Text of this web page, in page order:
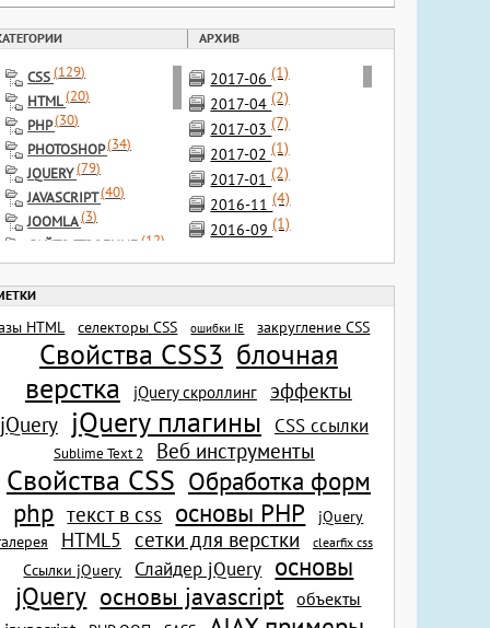
{
АРХИВ
CSS(129)
HTML(20)
PHP(30)
PHOTOSHOP(34)
JQUERY(79)
JAVASCRIPT(40)
JOOMLA(3)
САЙТОСТРОЕНИЕ (12)
ИНСТРУМЕНТЫ(24)
РАЗНОЕ (4)
ФОТОСТОКИ (1)
ШРИФТЫ(2)
ИКОНКИ(7)
КИСТИ(2)
ILLUSTRATOR CS5
SEO( )
2017-06(1)
2017-04(2)
2017-03(7)
2017-02(1)
2017-01(2)
2016-11(4)
2016-09(1)
2016-06
2016-04(2)
2016-03(2)
(3)
2015-12(1)
2015-11
(6)
2015-09(2)
2015-08(1)
2015-06(1)
2015-05(1)
2015-04 (3)
2015-03 (3)
2015-02(2)
HTML селекторы CSS ошибки IE закругление CSS
Свойства CSS3 блочная
верстка
jQuery скроллинг
эффекты
jQuery jQuery плагины CSS ссылки
Sublime Text 2 Веб инструменты
Свойства CSS Обработка форм
php текст в css основы PHP
jQuery
HTML5 сетки для верстки clearfix css
Ссылки jQuery Слайдер jQuery основы
jQuery основы javascript объекты